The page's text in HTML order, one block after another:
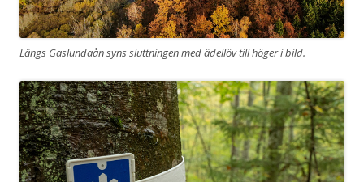
Längs Gaslundaån syns sluttningen med ädellöv till höger i bild.